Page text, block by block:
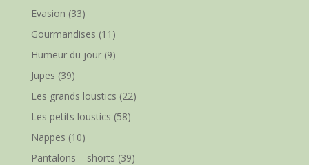
Evasion (33)
Gourmandises (11)
Humeur du jour(9)
Jupes (39)
Les grands loustics (22)
Les petits loustics (58)
Nappes (10)
Pantalons – shorts (39)